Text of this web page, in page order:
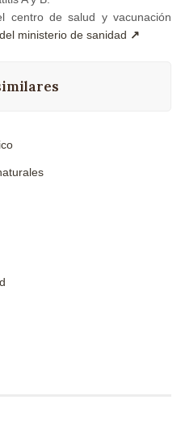
centro de salud y vacunación
ministerio de sanidad